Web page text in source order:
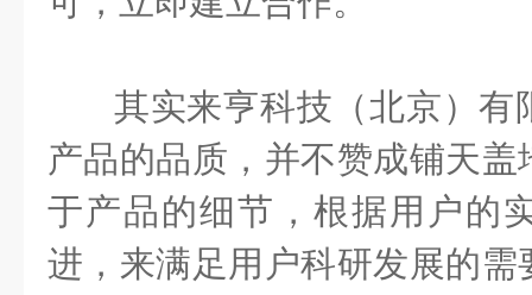
其实来亨科技（北京）有
产品的品质，并不赞成铺天
于产品的细节，根据用户的
进，来满足用户科研发展的